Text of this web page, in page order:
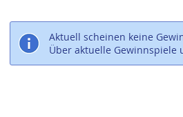
Aktuell scheinen keine
Über aktuelle